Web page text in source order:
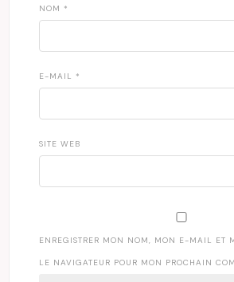
NOM *
E-MAIL *
SITE WEB
ENREGISTRER MON NOM, MON E-MAIL ET
LE NAVIGATEUR POUR MON PROCHAIN